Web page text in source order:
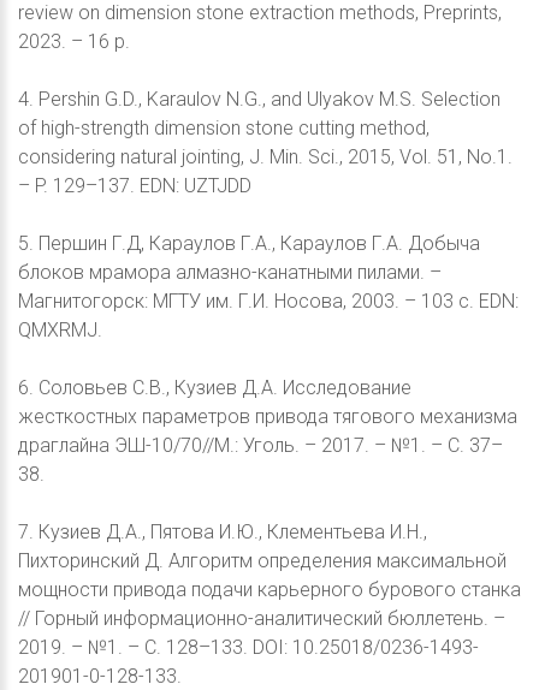
review on dimension stone extraction methods, Preprints,
2023. – 16 p.
4. Pershin G.D., Karaulov N.G., and Ulyakov M.S. Selection
of high-strength dimension stone cutting method,
considering natural jointing, J. Min. Sci., 2015, Vol. 51, No.1.
– P. 129–137. EDN: UZTJDD
5. Першин Г.Д, Караулов Г.А., Караулов Г.А. Добыча
блоков мрамора алмазно-канатными пилами. –
Магнитогорск: МГТУ им. Г.И. Носова, 2003. – 103 с. EDN:
QMXRMJ.
6. Соловьев С.В., Кузиев Д.А. Исследование
жесткостных параметров привода тягового механизма
драглайна ЭШ-10/70//М.: Уголь. – 2017. – №1. – С. 37–
38.
7. Кузиев Д.А., Пятова И.Ю., Клементьева И.Н.,
Пихторинский Д. Алгоритм определения максимальной
мощности привода подачи карьерного бурового станка
// Горный информационно-аналитический бюллетень. –
2019. – №1. – С. 128–133. DOI: 10.25018/0236-1493-
201901-0-128-133.